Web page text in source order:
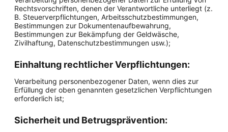
Rechtsvorschriften, denen der Verantwortliche unterliegt (z.
B. Steuerverpflichtungen, Arbeitsschutzbestimmungen,
Bestimmungen zur Dokumentenaufbewahrung,
Bestimmungen zur Bekämpfung der Geldwäsche,
Zivilhaftung, Datenschutzbestimmungen usw.);
Einhaltung rechtlicher Verpflichtungen:
Verarbeitung personenbezogener Daten, wenn dies zur
Erfüllung der oben genannten gesetzlichen Verpflichtungen
erforderlich ist;
Sicherheit und Betrugsprävention: